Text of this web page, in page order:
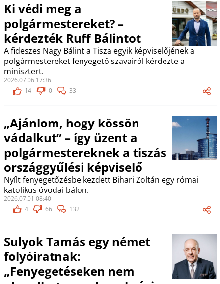
Ki védi meg a
polgármestereket? –
kérdezték Ruff Bálintot
A fideszes Nagy Bálint a Tisza egyik képviselőjének a
polgármestereket fenyegető szavairól kérdezte a
minisztert.
2026.07.06 17:36
14
0 33
„Ajánlom, hogy kössön
vádalkut” – így üzent a
polgármestereknek a tiszás
országgyűlési képviselő
Nyílt fenyegetőzésbe kezdett Bihari Zoltán egy római
katolikus óvodai bálon.
2026.07.01 08:40
4
66 132
Sulyok Tamás egy német
folyóiratnak:
„Fenyegetéseken nem